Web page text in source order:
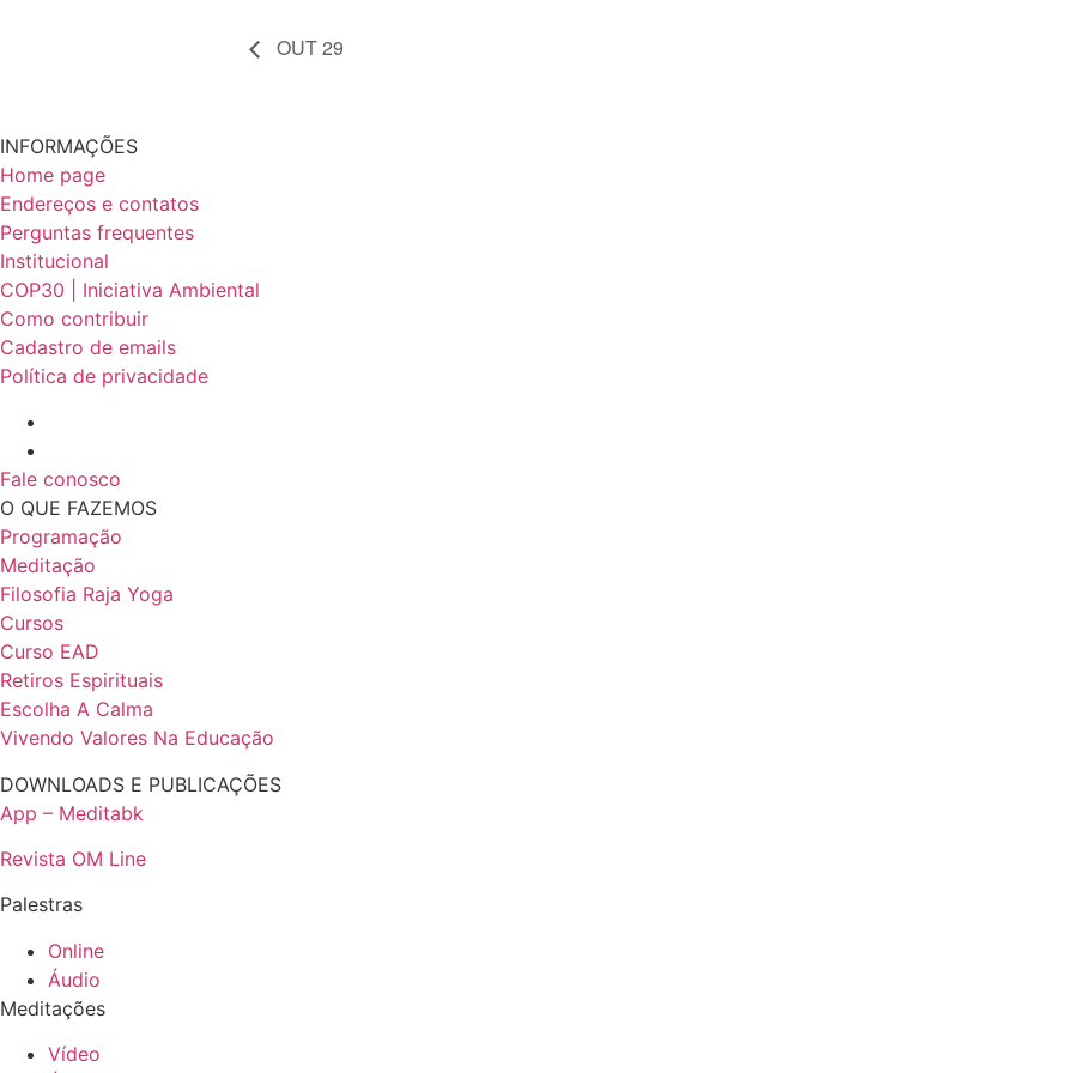
OUT 29
INFORMAÇÕES
Home page
Endereços e contatos
Perguntas frequentes
Institucional
COP30 | Iniciativa Ambiental
Como contribuir
Cadastro de emails
Política de privacidade
Fale conosco
O QUE FAZEMOS
Programação
Meditação
Filosofia Raja Yoga
Cursos
Curso EAD
Retiros Espirituais
Escolha A Calma
Vivendo Valores Na Educação
DOWNLOADS E PUBLICAÇÕES
App – Meditabk
Revista OM Line
Palestras
Online
Áudio
Meditações
Vídeo